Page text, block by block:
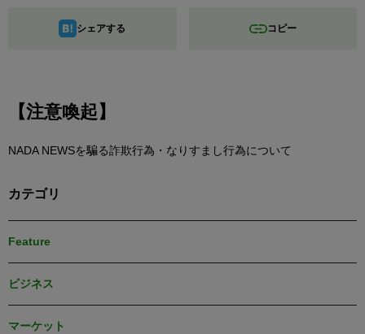
シェアする コピー
【注意喚起】
NADA NEWSを騙る詐欺行為・なりすまし行為について
カテゴリ
Feature
ビジネス
マーケット